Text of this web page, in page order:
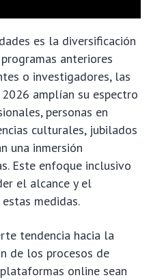
es la diversificación
anteriores
o investigadores, las
amplían su espectro
personas en
culturales, jubilados
una inmersión
Este enfoque inclusivo
el alcance y el
medidas.
tendencia hacia la
de los procesos de
online sean